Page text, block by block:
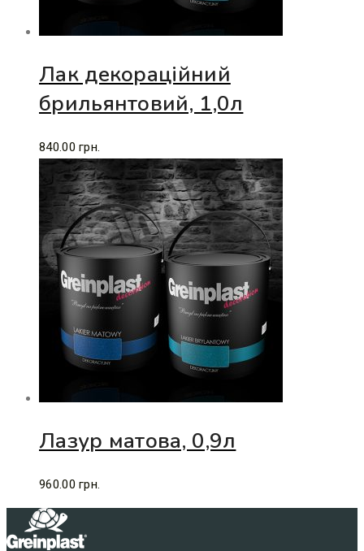
Лак декораційний
брильянтовий, 1,0л
840.00 грн.
Лазур матова, 0,9л
960.00 грн.